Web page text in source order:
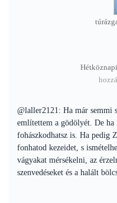
@laller2121: Ha már semmi
említettem a gödölyét. De
fohászkodhatsz is. Ha pedig
fonhatod kezeidet, s
vágyakat mérsékelni, az
szenvedéseket és a halált